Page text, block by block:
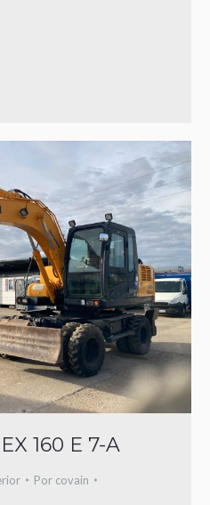
160 E 7-A
Por covain